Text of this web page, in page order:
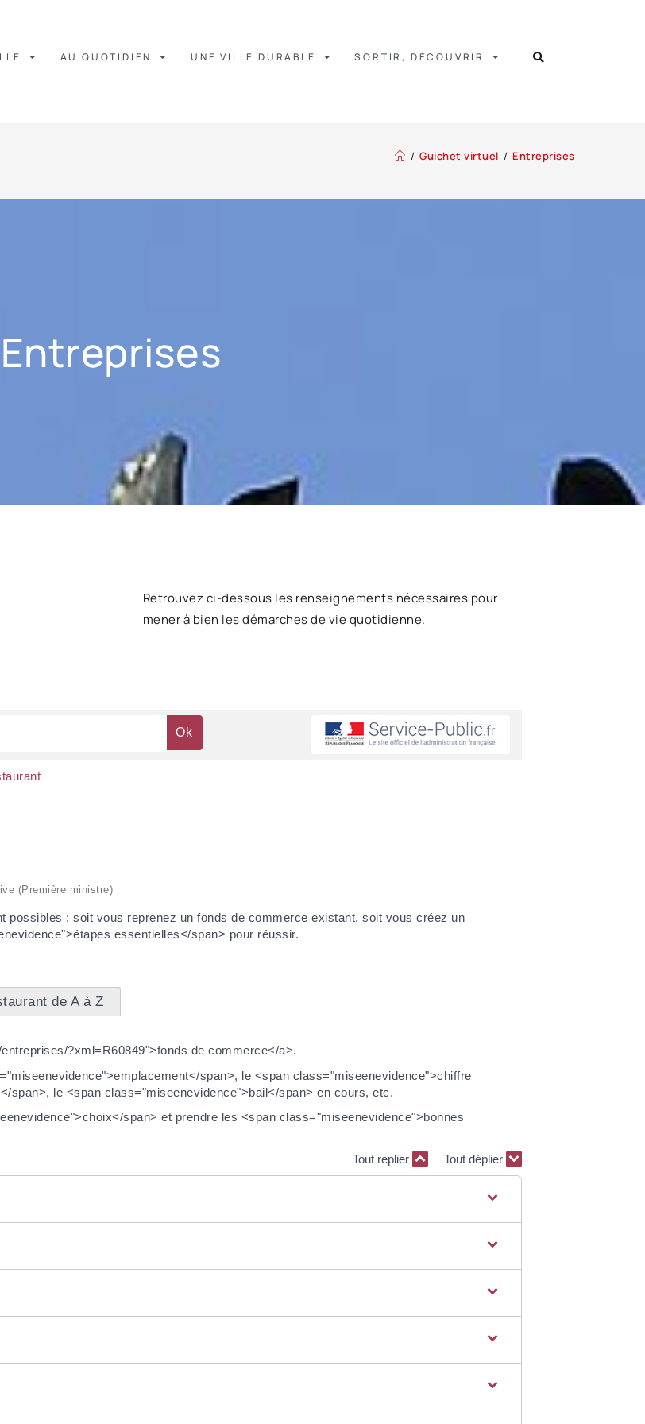
AU QUOTIDIEN UNE VILLE DURABLE SORTIR, DÉCOUVRIR
/ Guichet virtuel / Entreprises
Entreprises
Retrouvez ci-dessous les renseignements nécessaires pour
mener à bien les démarches de vie quotidienne.
(Première ministre)
possibles : soit vous reprenez un fonds de commerce existant, soit vous créez un
essentielles</span> pour réussir.
de A à Z
?xml=R60849">fonds de commerce</a>.
span>, le <span class="miseenevidence">chiffre
span>, le <span class="miseenevidence">bail</span> en cours, etc.
span> et prendre les <span class="miseenevidence">bonnes
Tout replier
Tout déplier